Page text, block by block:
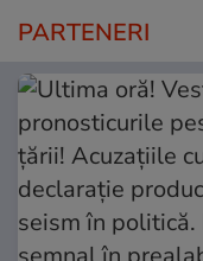
PARTENERI